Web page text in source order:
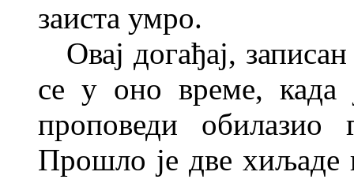
заиста умро.
Овај догађај,
се у оно време, када
проповеди обилазио
Прошло је две хиљаде